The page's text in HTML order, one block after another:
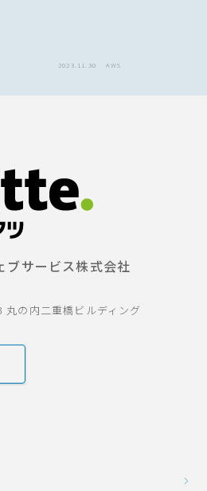
2023.11.30 AWS
ブサービス株式会社
の内二重橋ビルディング